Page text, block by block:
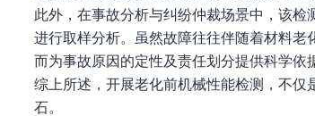
此外，在事故分析与纠纷仲裁场景中，该
进行取样分析。虽然故障往往伴随着材料
而为事故原因的定性及责任划分提供科学依
综上所述，开展老化前机械性能检测，不
石。